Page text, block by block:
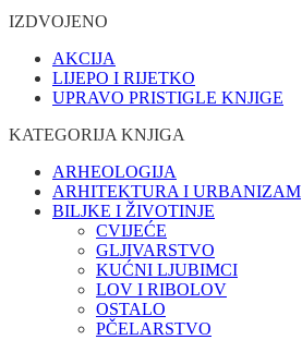
IZDVOJENO
AKCIJA
LIJEPO I RIJETKO
UPRAVO PRISTIGLE KNJIGE
KATEGORIJA KNJIGA
ARHEOLOGIJA
ARHITEKTURA I URBANIZAM
BILJKE I ŽIVOTINJE
CVIJEĆE
GLJIVARSTVO
KUĆNI LJUBIMCI
LOV I RIBOLOV
OSTALO
PČELARSTVO